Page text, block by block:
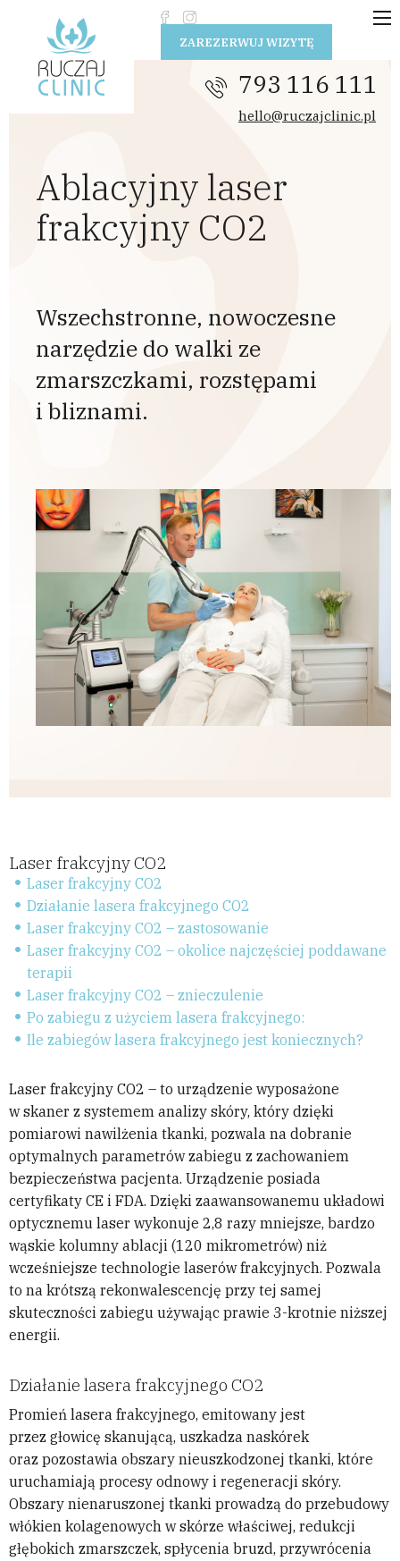
ZAREZERWUJ WIZYTĘ
793 116 111
hello@ruczajclinic.pl
Ablacyjny laser
frakcyjny CO2
Wszechstronne, nowoczesne
narzędzie do walki ze
zmarszczkami, rozstępami
i bliznami.
Laser frakcyjny CO2
Laser frakcyjny CO2
Działanie lasera frakcyjnego CO2
Laser frakcyjny CO2 – zastosowanie
Laser frakcyjny CO2 – okolice najczęściej poddawane
terapii
Laser frakcyjny CO2 – znieczulenie
Po zabiegu z użyciem lasera frakcyjnego:
Ile zabiegów lasera frakcyjnego jest koniecznych?
Laser frakcyjny CO2 – to urządzenie wyposażone
w skaner z systemem analizy skóry, który dzięki
pomiarowi nawilżenia tkanki, pozwala na dobranie
optymalnych parametrów zabiegu z zachowaniem
bezpieczeństwa pacjenta. Urządzenie posiada
certyfikaty CE i FDA. Dzięki zaawansowanemu układowi
optycznemu laser wykonuje 2,8 razy mniejsze, bardzo
wąskie kolumny ablacji (120 mikrometrów) niż
wcześniejsze technologie laserów frakcyjnych. Pozwala
to na krótszą rekonwalescencję przy tej samej
skuteczności zabiegu używając prawie 3-krotnie niższej
energii.
Działanie lasera frakcyjnego CO2
Promień lasera frakcyjnego, emitowany jest
przez głowicę skanującą, uszkadza naskórek
oraz pozostawia obszary nieuszkodzonej tkanki, które
uruchamiają procesy odnowy i regeneracji skóry.
Obszary nienaruszonej tkanki prowadzą do przebudowy
włókien kolagenowych w skórze właściwej, redukcji
głębokich zmarszczek, spłycenia bruzd, przywrócenia